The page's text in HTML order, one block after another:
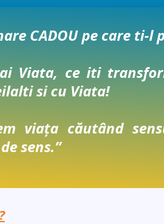
CADOU pe care ti-
Viata, ce iti
si cu Viata!
viața căutând
sens.”